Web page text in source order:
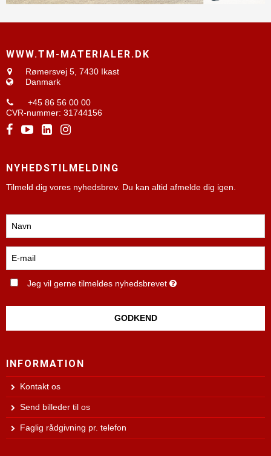
WWW.TM-MATERIALER.DK
Rømersvej 5, 7430 Ikast
Danmark
+45 86 56 00 00
CVR-nummer: 31744156
NYHEDSTILMELDING
Tilmeld dig vores nyhedsbrev. Du kan altid afmelde dig igen.
Jeg vil gerne tilmeldes nyhedsbrevet
GODKEND
INFORMATION
Kontakt os
Send billeder til os
Faglig rådgivning pr. telefon